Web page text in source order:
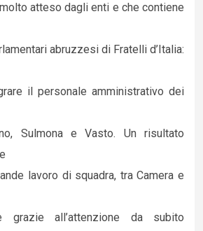
atteso dagli enti e che contiene
abruzzesi di Fratelli d’Italia:
il personale amministrativo dei
Sulmona e Vasto. Un risultato
lavoro di squadra, tra Camera e
grazie all’attenzione da subito